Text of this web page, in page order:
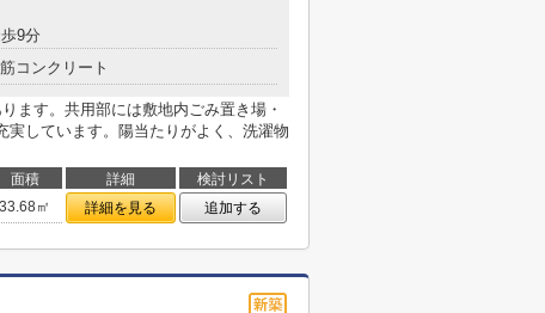
9分
コンクリート
ます。共用部には敷地内ごみ置き場・
実しています。陽当たりがよく、洗濯物
面積 詳細
検討リスト
33.68㎡ 詳細を見る 追加する